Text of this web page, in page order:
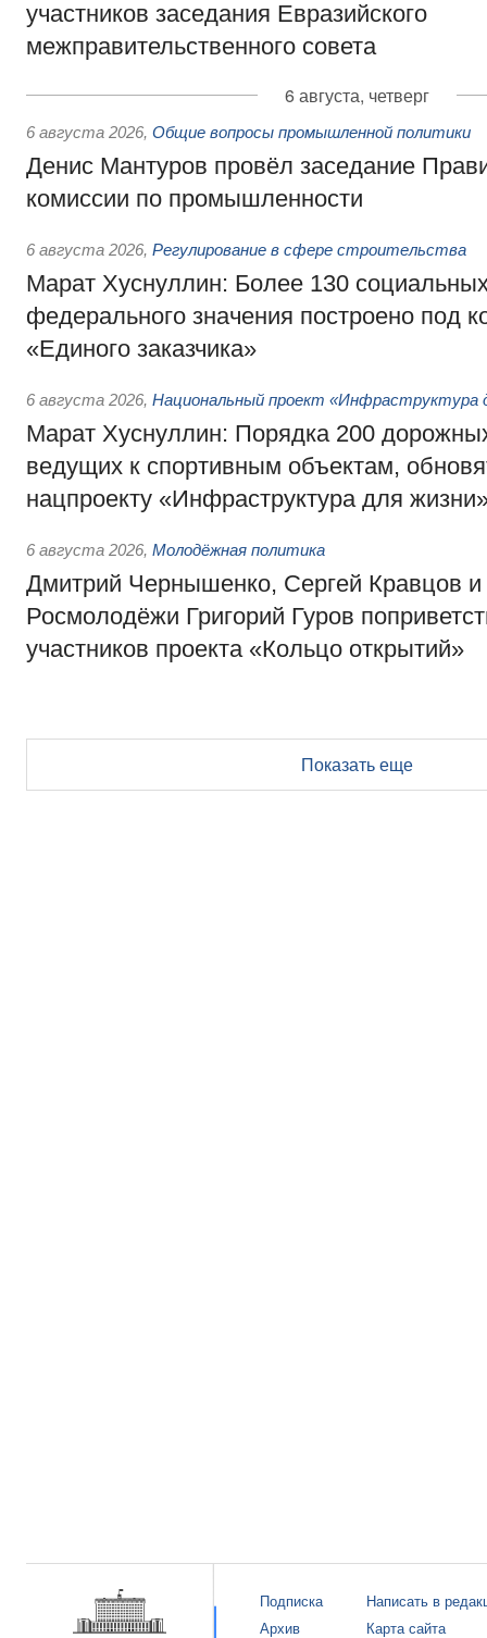
участников заседания Евразийского
межправительственного совета
6 августа, четверг
6 августа 2026, Общие вопросы промышленной политики
Денис Мантуров провёл заседание
комиссии по промышленности
6 августа 2026, Регулирование в сфере строительства
Марат Хуснуллин: Более 130
федерального значения построено под
«Единого заказчика»
6 августа 2026, Национальный проект «Инфраструктура
Марат Хуснуллин: Порядка 200
ведущих к спортивным объектам,
нацпроекту «Инфраструктура для
6 августа 2026, Молодёжная политика
Дмитрий Чернышенко, Сергей Кравцов и
Росмолодёжи Григорий Гуров
участников проекта «Кольцо открытий»
Показать еще
Подписка
Архив
Написать в
Карта сайта